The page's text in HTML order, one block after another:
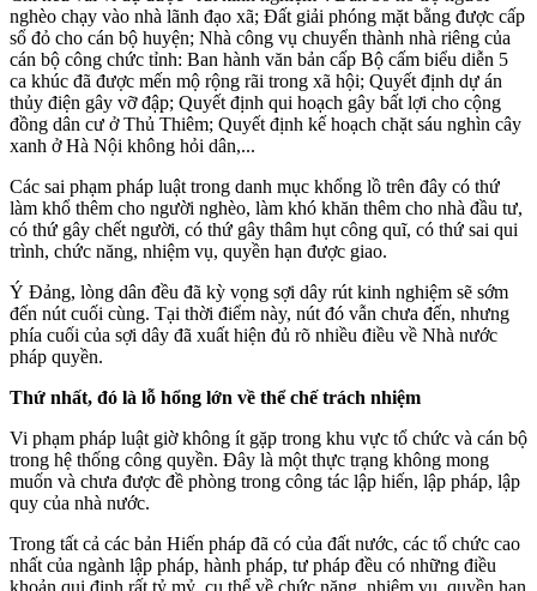
nghèo chạy vào nhà lãnh đạo xã; Đất giải phóng mặt bằng được cấp
sổ đỏ cho cán bộ huyện; Nhà công vụ chuyển thành nhà riêng của
cán bộ công chức tỉnh: Ban hành văn bản cấp Bộ cấm biểu diễn 5
ca khúc đã được mến mộ rộng rãi trong xã hội; Quyết định dự án
thủy điện gây vỡ đập; Quyết định qui hoạch gây bất lợi cho cộng
đồng dân cư ở Thủ Thiêm; Quyết định kế hoạch chặt sáu nghìn cây
xanh ở Hà Nội không hỏi dân,...
Các sai phạm pháp luật trong danh mục khổng lồ trên đây có thứ
làm khổ thêm cho người nghèo, làm khó khăn thêm cho nhà đầu tư,
có thứ gây chết người, có thứ gây thâm hụt công quĩ, có thứ sai qui
trình, chức năng, nhiệm vụ, quyền hạn được giao.
Ý Đảng, lòng dân đều đã kỳ vọng sợi dây rút kinh nghiệm sẽ sớm
đến nút cuối cùng. Tại thời điểm này, nút đó vẫn chưa đến, nhưng
phía cuối của sợi dây đã xuất hiện đủ rõ nhiều điều về Nhà nước
pháp quyền.
Thứ nhất, đó là lỗ hổng lớn về thể chế trách nhiệm
Vi phạm pháp luật giờ không ít gặp trong khu vực tổ chức và cán bộ
trong hệ thống công quyền. Đây là một thực trạng không mong
muốn và chưa được đề phòng trong công tác lập hiến, lập pháp, lập
quy của nhà nước.
Trong tất cả các bản Hiến pháp đã có của đất nước, các tổ chức cao
nhất của ngành lập pháp, hành pháp, tư pháp đều có những điều
khoản qui định rất tỷ mỷ, cụ thể về chức năng, nhiệm vụ, quyền hạn